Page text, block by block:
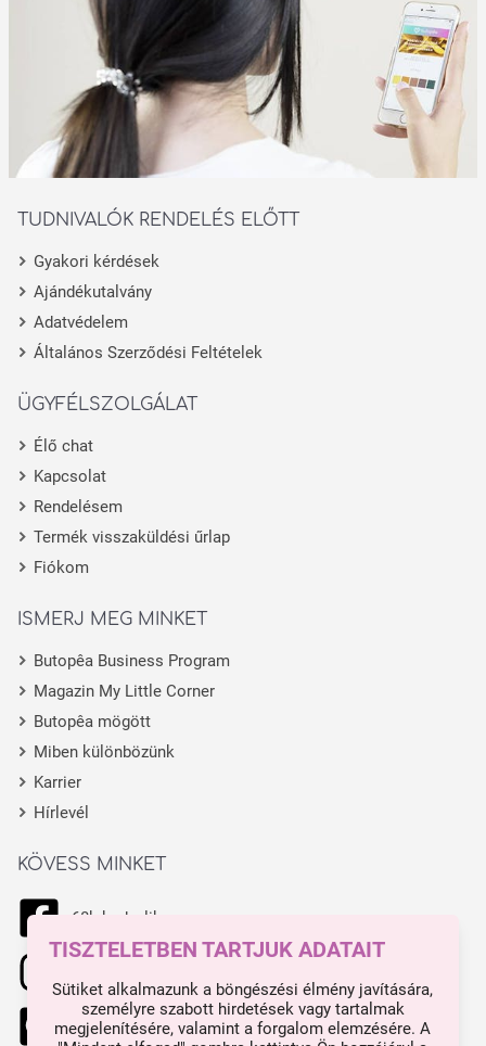
TUDNIVALÓK RENDELÉS ELŐTT
Gyakori kérdések
Ajándékutalvány
Adatvédelem
Általános Szerződési Feltételek
ÜGYFÉLSZOLGÁLAT
Élő chat
Kapcsolat
Rendelésem
Termék visszaküldési űrlap
Fiókom
ISMERJ MEG MINKET
Butopêa Business Program
Magazin My Little Corner
Butopêa mögött
Miben különbözünk
Karrier
Hírlevél
KÖVESS MINKET
68k kedvelik
444 kedvelik
TISZTELETBEN TARTJUK ADATAIT
Sütiket alkalmazunk a böngészési élmény javítására,
személyre szabott hirdetések vagy tartalmak
megjelenítésére, valamint a forgalom elemzésére. A